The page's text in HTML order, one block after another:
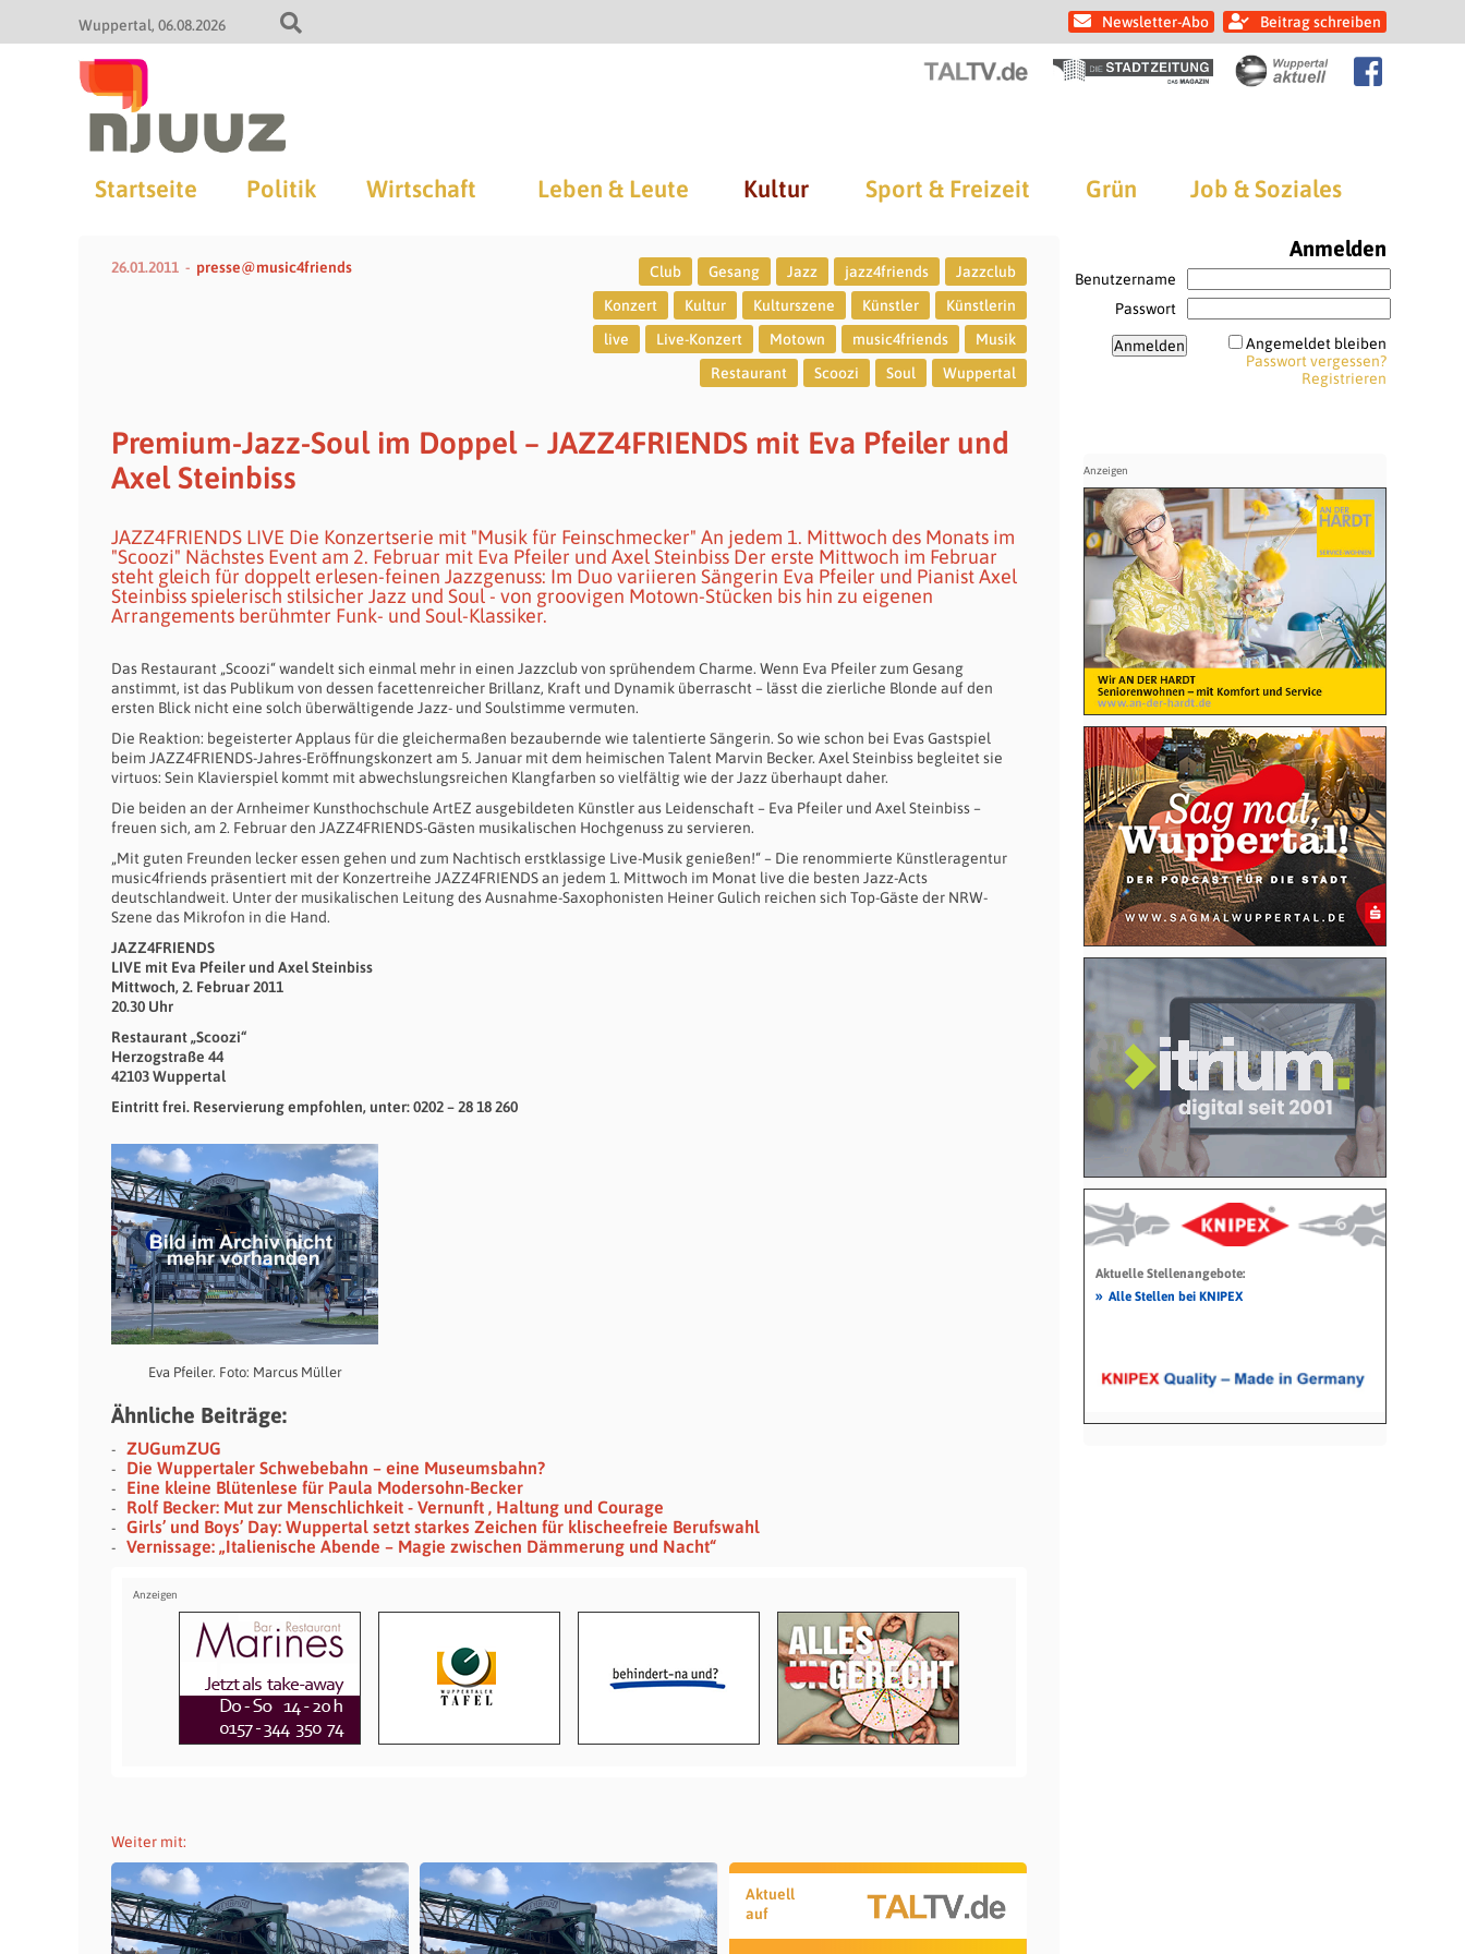
Wuppertal 06.08.2026 Newsletter-Abo Beitrag schreiben
Startseite Politik Wirtschaft Leben & Leute Kultur Sport & Freizeit Grün Job & Soziales
26.01.2011 presse@music4friends Club Gesang Jazz jazz4friends
Jazzclub
Konzert
Kultur Kulturszene Künstler
Künstlerin
live
Live-Konzert Motown music4friends
Musik
Restaurant
Scoozi Soul Wuppertal
Premium-Jazz-Soul im Doppel – JAZZ4FRIENDS mit Eva Pfeiler und
Axel Steinbiss
JAZZ4FRIENDS LIVE Die Konzertserie mit "Musik für Feinschmecker" An jedem 1. Mittwoch des Monats im
"Scoozi" Nächstes Event am 2. Februar mit Eva Pfeiler und Axel Steinbiss Der erste Mittwoch im Februar
steht gleich für doppelt erlesen-feinen Jazzgenuss: Im Duo variieren Sängerin Eva Pfeiler und Pianist Axel
Steinbiss spielerisch stilsicher Jazz und Soul - von groovigen Motown-Stücken bis hin zu eigenen
Arrangements berühmter Funk- und Soul-Klassiker.
Das Restaurant „Scoozi“ wandelt sich einmal mehr in einen Jazzclub von sprühendem Charme. Wenn Eva Pfeiler zum Gesang
anstimmt, ist das Publikum von dessen facettenreicher Brillanz, Kraft und Dynamik überrascht – lässt die zierliche Blonde auf den
ersten Blick nicht eine solch überwältigende Jazz- und Soulstimme vermuten.
Die Reaktion: begeisterter Applaus für die gleichermaßen bezaubernde wie talentierte Sängerin. So wie schon bei Evas Gastspiel
beim JAZZ4FRIENDS-Jahres-Eröffnungskonzert am 5. Januar mit dem heimischen Talent Marvin Becker. Axel Steinbiss begleitet sie
virtuos: Sein Klavierspiel kommt mit abwechslungsreichen Klangfarben so vielfältig wie der Jazz überhaupt daher.
Die beiden an der Arnheimer Kunsthochschule ArtEZ ausgebildeten Künstler aus Leidenschaft – Eva Pfeiler und Axel Steinbiss –
freuen sich, am 2. Februar den JAZZ4FRIENDS-Gästen musikalischen Hochgenuss zu servieren.
„Mit guten Freunden lecker essen gehen und zum Nachtisch erstklassige Live-Musik genießen!“ – Die renommierte Künstleragentur
music4friends präsentiert mit der Konzertreihe JAZZ4FRIENDS an jedem 1. Mittwoch im Monat live die besten Jazz-Acts
deutschlandweit. Unter der musikalischen Leitung des Ausnahme-Saxophonisten Heiner Gulich reichen sich Top-Gäste der NRW-
Szene das Mikrofon in die Hand.
JAZZ4FRIENDS
LIVE mit Eva Pfeiler und Axel Steinbiss
Mittwoch, 2. Februar 2011
20.30 Uhr
Restaurant „Scoozi“
Herzogstraße 44
42103 Wuppertal
Eintritt frei. Reservierung empfohlen, unter: 0202 – 28 18 260
Eva Pfeiler. Foto: Marcus Müller
Ähnliche Beiträge:
ZUGumZUG
Die Wuppertaler Schwebebahn – eine Museumsbahn?
Eine kleine Blütenlese für Paula Modersohn-Becker
Rolf Becker: Mut zur Menschlichkeit - Vernunft , Haltung und Courage
Girls’ und Boys’ Day: Wuppertal setzt starkes Zeichen für klischeefreie Berufswahl
Vernissage: „Italienische Abende – Magie zwischen Dämmerung und Nacht“
Weiter mit:
Aktuell
auf
Anmelden
Benutzername
Passwort
Angemeldet bleiben
Passwort vergessen?
Registrieren
Aktuelle Stellenangebote:
» Alle Stellen bei KNIPEX